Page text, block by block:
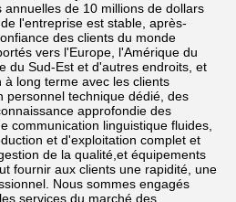
annuelles de 10 millions de dollars
l'entreprise est stable, après-
des clients du monde
vers l'Europe, l'Amérique du
du Sud-Est et d'autres endroits, et
long terme avec les clients
personnel technique dédié, des
approfondie des
communication linguistique fluides,
et d'exploitation complet et
de la qualité,et équipements
fournir aux clients une rapidité, une
Nous sommes engagés
services du marché des